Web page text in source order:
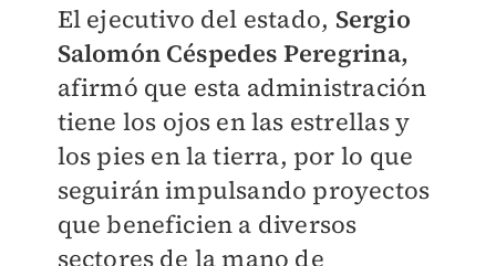
El ejecutivo del estado, Sergio
Salomón Céspedes Peregrina,
afirmó que esta administración
tiene los ojos en las estrellas y
los pies en la tierra, por lo que
seguirán impulsando proyectos
que beneficien a diversos
sectores de la mano de